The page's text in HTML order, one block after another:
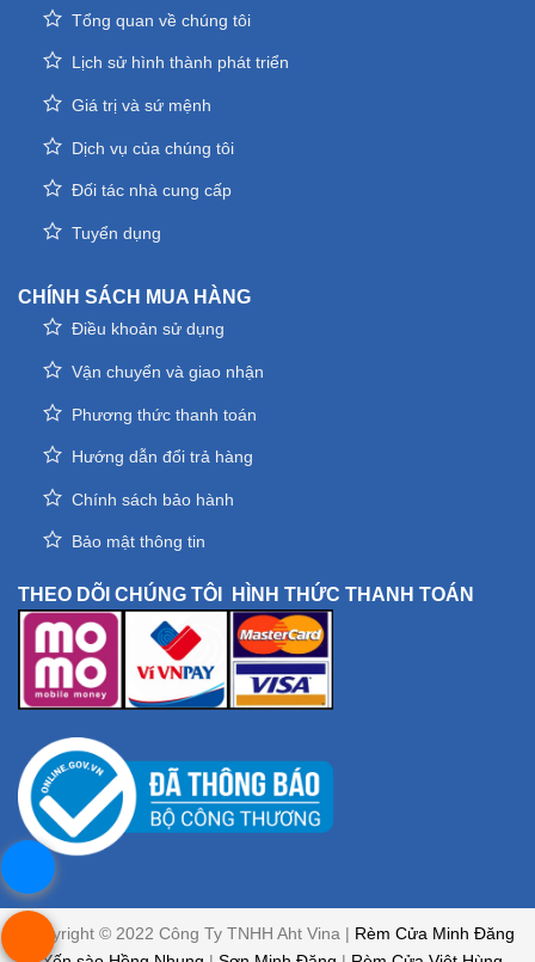
Tổng quan về chúng tôi
Lịch sử hình thành phát triển
Giá trị và sứ mệnh
Dịch vụ của chúng tôi
Đối tác nhà cung cấp
Tuyển dụng
CHÍNH SÁCH MUA HÀNG
Điều khoản sử dụng
Vận chuyển và giao nhận
Phương thức thanh toán
Hướng dẫn đổi trả hàng
Chính sách bảo hành
Bảo mật thông tin
THEO DÕI CHÚNG TÔI HÌNH THỨC THANH TOÁN
Copyright © 2022 Công Ty TNHH Aht Vina | Rèm Cửa Minh Đăng